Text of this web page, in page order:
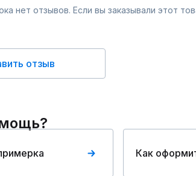
нет отзывов. Если вы заказывали этот
отзыв
Как